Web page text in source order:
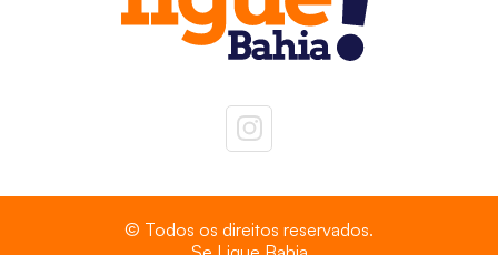
© Todos os direitos reservados.